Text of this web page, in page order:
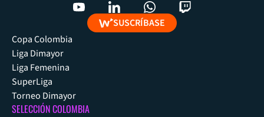
SUSCRÍBASE
Copa Colombia
Liga Dimayor
Liga Femenina
SuperLiga
Torneo Dimayor
SELECCIÓN COLOMBIA